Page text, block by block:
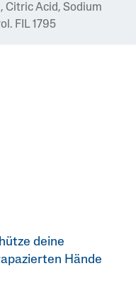
Citric Acid, Sodium
FIL 1795
deine
Hände